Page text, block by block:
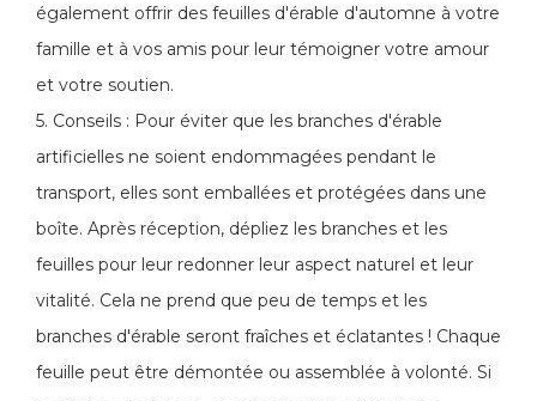
également offrir des feuilles d'érable d'automne à votre
famille et à vos amis pour leur témoigner votre amour
et votre soutien.
5. Conseils : Pour éviter que les branches d'érable
artificielles ne soient endommagées pendant le
transport, elles sont emballées et protégées dans une
boîte. Après réception, dépliez les branches et les
feuilles pour leur redonner leur aspect naturel et leur
vitalité. Cela ne prend que peu de temps et les
branches d'érable seront fraîches et éclatantes ! Chaque
feuille peut être démontée ou assemblée à volonté. Si